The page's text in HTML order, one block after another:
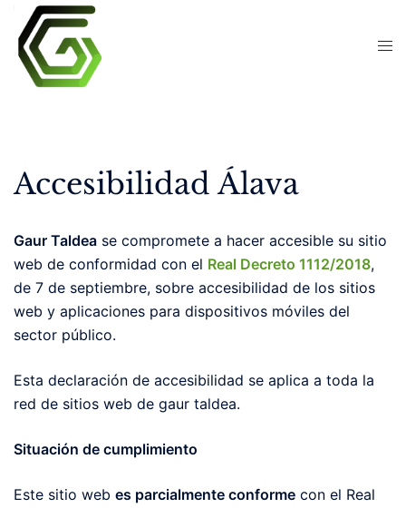
content
Accesibilidad Álava
Gaur Taldea se compromete a hacer accesible su sitio
web de conformidad con el Real Decreto 1112/2018,
de 7 de septiembre, sobre accesibilidad de los sitios
web y aplicaciones para dispositivos móviles del
sector público.
Esta declaración de accesibilidad se aplica a toda la
red de sitios web de gaur taldea.
Situación de cumplimiento
Este sitio web es parcialmente conforme con el Real